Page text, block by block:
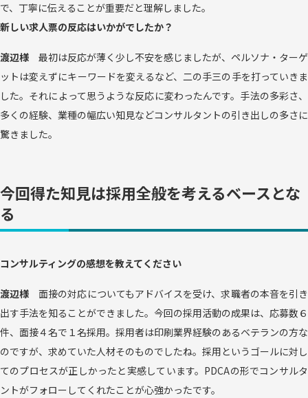
で、丁寧に伝えることが重要だと理解しました。
新しい求人票の反応はいかがでしたか？
渡辺様
最初は反応が薄く少し不安を感じましたが、ペルソナ・ターゲ
ットは変えずにキーワードを変えるなど、二の手三の手を打っていきま
した。それによって思うような反応に変わったんです。手法の多彩さ、
多くの経験、業種の幅広い知見などコンサルタントの引き出しの多さに
驚きました。
今回得た知見は採用全般を考えるベースとな
る
コンサルティングの感想を教えてください
渡辺様
面接の対応についてもアドバイスを受け、求職者の本音を引き
出す手法を知ることができました。今回の採用活動の成果は、応募数６
件、面接４名で１名採用。採用者は印刷業界経験のあるベテランの方な
のですが、求めていた人材そのものでしたね。採用というゴールに対し
てのプロセスが正しかったと実感しています。PDCAの形でコンサルタ
ントがフォローしてくれたことが心強かったです。